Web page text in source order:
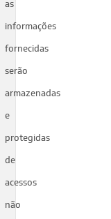
as
informações
fornecidas
serão
armazenadas
e
protegidas
de
acessos
não